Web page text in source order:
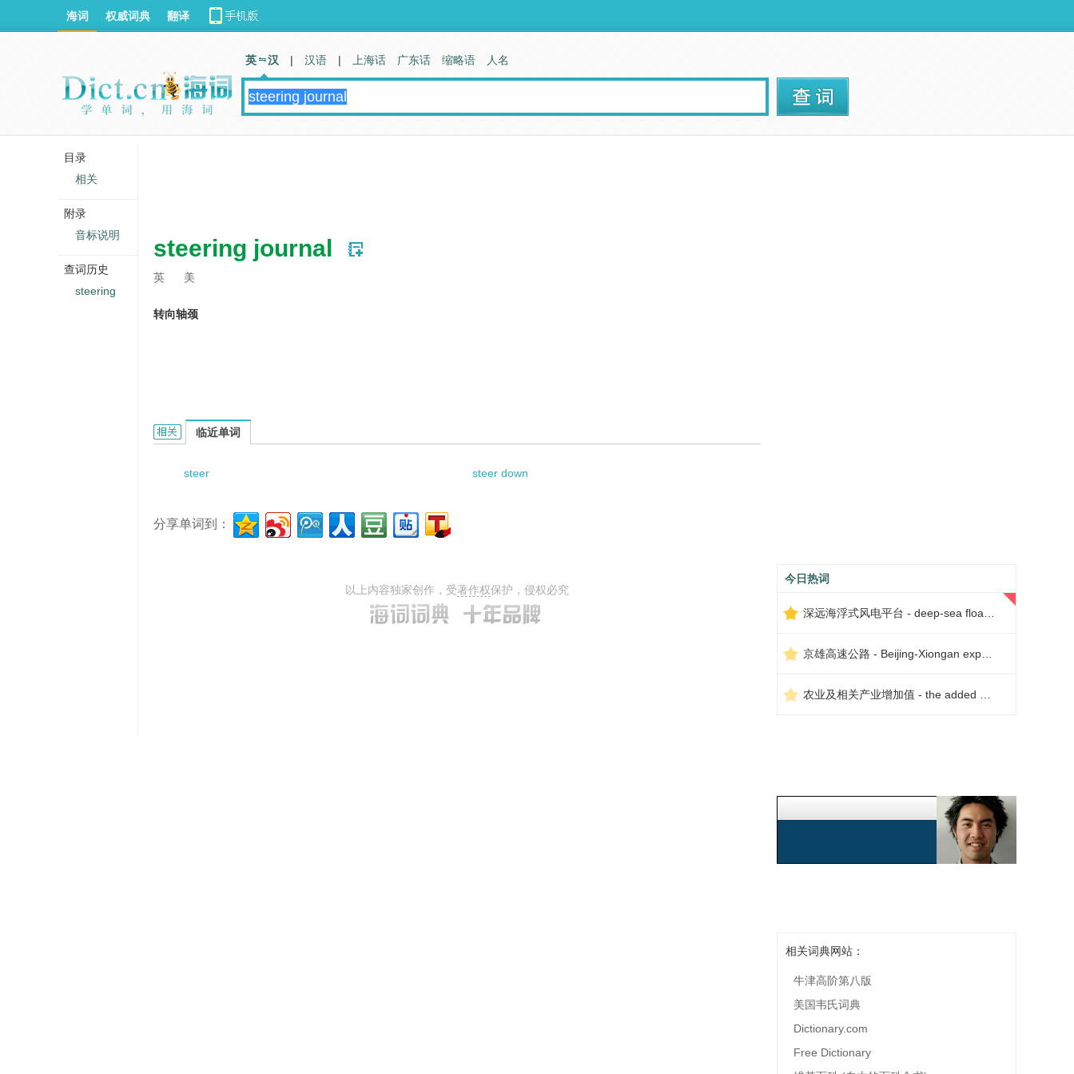
steering journal
英 美
转向轴颈
steering journal的相关资料：
临近单词
steer steer down
分享单词到：
以上内容独家创作，受著作权保护，侵权必究
今日热词
相关词典网站：
牛津高阶第八版
美国韦氏词典
Dictionary.com
Free Dictionary
海词 权威词典 翻译
英 汉 | 汉语 | 上海话 广东话 缩略语 人名
目录
相关
附录
音标说明
查词历史
steering